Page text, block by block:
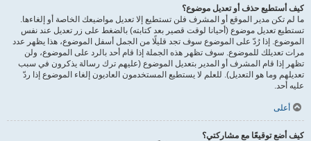
كيف أستطيع حذف أو تعديل موضوع؟
ما لم تكن مدير الموقع أو المشرف فلن تستطيع إلا تعديل مواضيعك الخاصة أو إلغاءها.
تستطيع تعديل موضوع (أحيانا لوقت قصير بعد كتابته) بالضغط على زر تعديل عند نفس
الموضوع. إذا رُدّ على الموضوع سوف تجد قليلًا من الجمل أسفل الموضوع، هذا يظهر عدد
مرات تعديلك للموضوع. سوف تظهر هذه الجملة إذا قام أحد بالرد على الموضوع، ولن
تظهر إذا قام المشرف أو المدير بتعديل الموضوع (عليهم ترك رسالة يذكرون في سبب
تعديلهم وما هو التعديل). للعلم لا يستطيع المستخدمون العاديون إلغاء الموضوع إذا ردّ
عليه أحد.
أعلى
كيف أضع توقيعًا مع مشاركتي؟